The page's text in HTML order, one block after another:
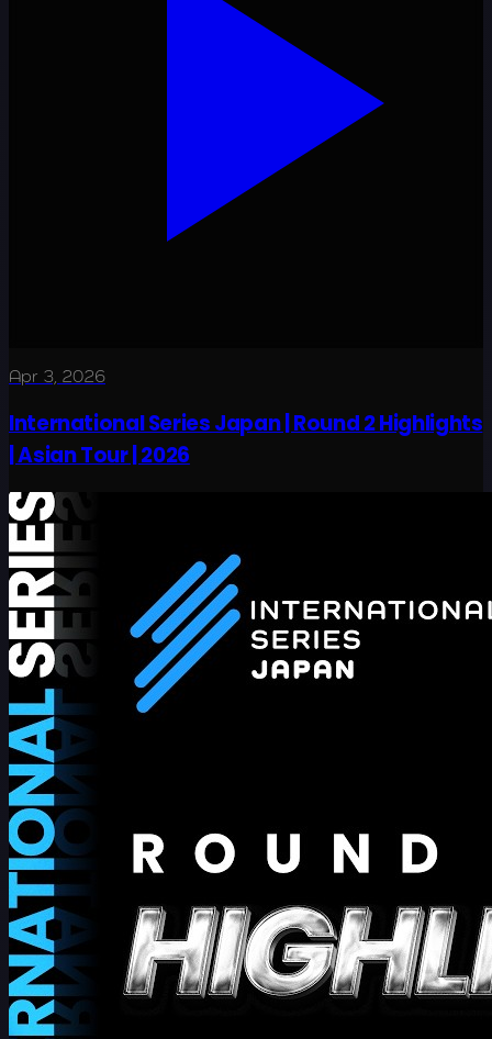
Apr 3, 2026
International Series Japan | Round 2 Highlights
| Asian Tour | 2026